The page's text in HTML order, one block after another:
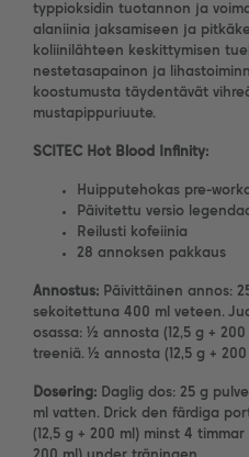
typpioksidin tuotannon ja
alaniinia jaksamiseen ja
koliinilähteen keskittymisen
nestetasapainon ja
koostumusta täydentävät
mustapippuriuute.
SCITEC Hot Blood Infinity:
Huipputehokas pre-
Päivitettu versio
Reilusti kofeiinia
28 annoksen pakkaus
Annostus: Päivittäinen annos:
sekoitettuna 400 ml veteen.
osassa: ½ annosta (12,5 g +
treeniä. ½ annosta (12,5 g +
Dosering: Daglig dos: 25 g
ml vatten. Drick den färdiga
(12,5 g + 200 ml) minst 4